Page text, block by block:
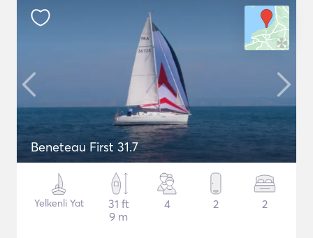
Beneteau First 31.7
Yelkenli Yat
31 ft
9 m
4 2 2